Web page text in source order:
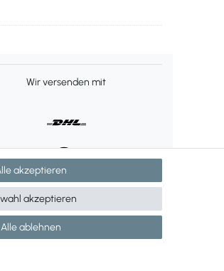
Wir versenden mit
akzeptieren
Alle ablehnen
akzeptieren